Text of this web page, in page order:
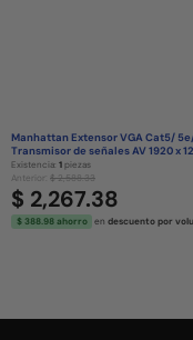
Manhattan Extensor VGA Cat5/
Transmisor de señales AV 1920 x
Existencia: 1 piezas
Anterior: $ 2,588.33
$ 2,267.38
$ 388.98 ahorro en descuento por